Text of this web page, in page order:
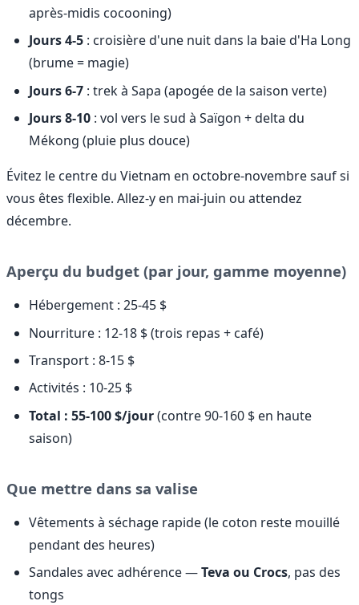
après-midis cocooning)
Jours 4-5 : croisière d'une nuit dans la baie d'Ha Long
(brume = magie)
Jours 6-7 : trek à Sapa (apogée de la saison verte)
Jours 8-10 : vol vers le sud à Saïgon + delta du
Mékong (pluie plus douce)
Évitez le centre du Vietnam en octobre-novembre sauf si
vous êtes flexible. Allez-y en mai-juin ou attendez
décembre.
Aperçu du budget (par jour, gamme moyenne)
Hébergement : 25-45 $
Nourriture : 12-18 $ (trois repas + café)
Transport : 8-15 $
Activités : 10-25 $
Total : 55-100 $/jour(contre 90-160 $ en haute
saison)
Que mettre dans sa valise
Vêtements à séchage rapide (le coton reste mouillé
pendant des heures)
Sandales avec adhérence —Teva ou Crocs, pas des
tongs